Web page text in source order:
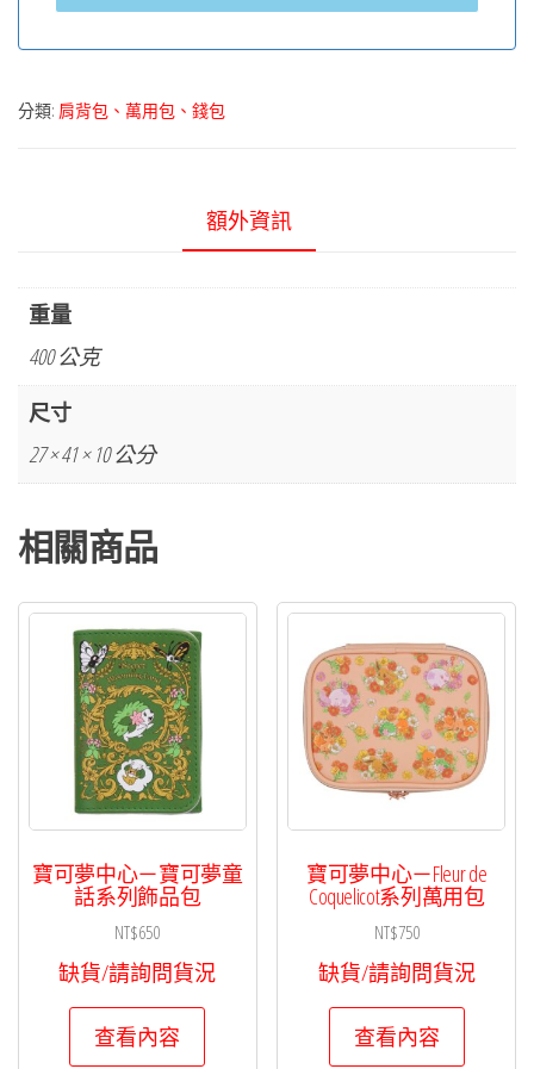
分類: 肩背包、萬用包、錢包
額外資訊
重量
400 公克
尺寸
27 × 41 × 10 公分
相關商品
寶可夢中心－寶可夢童
話系列飾品包
NT$650
缺貨/請詢問貨況
查看內容
寶可夢中心－Fleur de
Coquelicot系列萬用包
NT$750
缺貨/請詢問貨況
查看內容